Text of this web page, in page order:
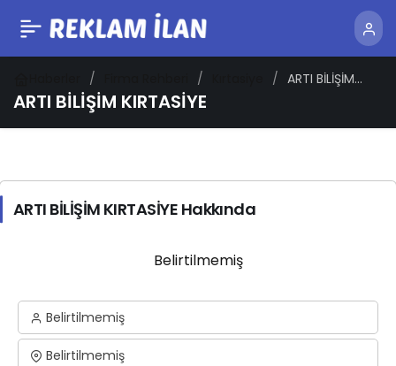
ARTI BİLİŞİM
ARTI BİLİŞİM KIRTASİYE
ARTI BİLİŞİM KIRTASİYE Hakkında
Belirtilmemiş
Belirtilmemiş
Belirtilmemiş